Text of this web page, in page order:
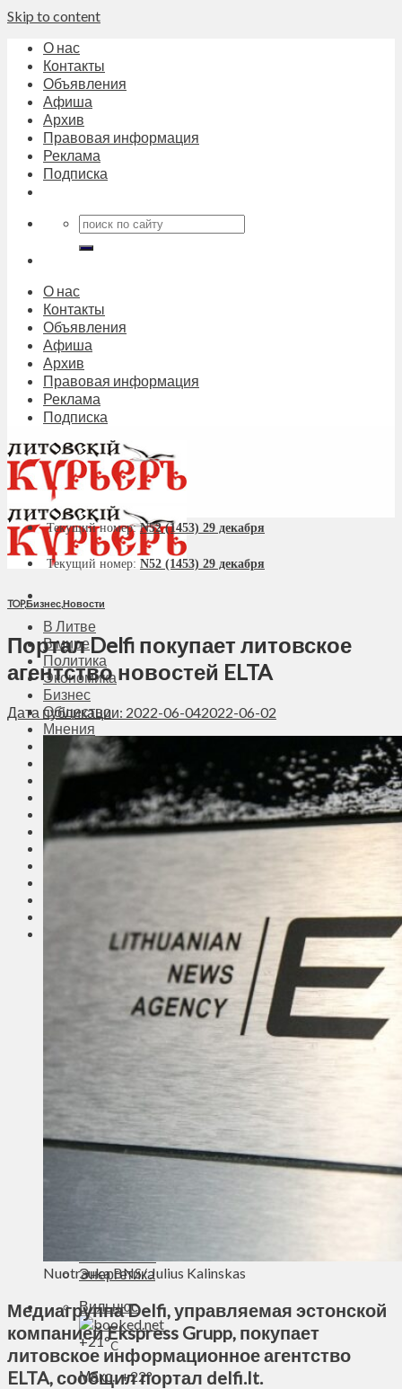
Skip to content
О нас
Контакты
Объявления
Афиша
Архив
Правовая информация
Реклама
Подписка
О нас
Контакты
Объявления
Афиша
Архив
Правовая информация
Реклама
Подписка
В Литве
В мире
Политика
Экономика
Бизнес
Общество
Мнения
Вильнюс
Клайпеда
Висагинас
Соседи
Транспорт
Выбор читателей
Фоторепортаж
ЛК рекомендует
Сеньорам
Образование
Здравоохранение
Экология
Происшествия
Приграничье
Деньги
Визиты
Выборы
Духовное пространство
Энергетика
Вильнюс
+21°C
Макс.:+22°
Текущий номер:N52 (1453) 29 декабря
Текущий номер: N52 (1453) 29 декабря
TOP,Бизнес,Новости
Портал Delfi покупает литовское
агентство новостей ELTA
Дата публикации: 2022-06-042022-06-02
Nuotrauka BNS/ Julius Kalinskas
Медиагруппа Delfi, управляемая эстонской
компанией Ekspress Grupp, покупает
литовское информационное агентство
ELTA, сообщил портал delfi.lt.